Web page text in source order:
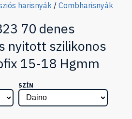
harisnyák / Combharisnyák
70 denes
nyitott szilikonos
15-18 Hgmm
SZÍN